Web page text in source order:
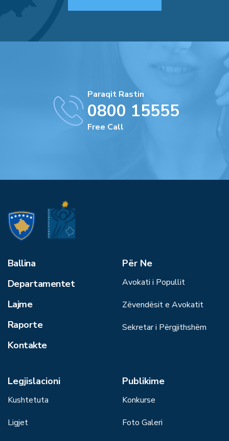
Paraqit Rastin
0800 15555
Free Call
Ballina
Departamentet
Lajme
Raporte
Kontakte
Për Ne
Avokati i Popullit
Zëvendësit e Avokatit
Sekretar i Përgjithshëm
Legjislacioni
Kushtetuta
Ligjet
Publikime
Konkurse
Foto Galeri